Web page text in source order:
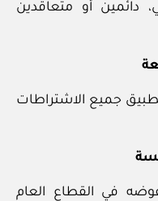
دائمين أو متعاقدين
جميع الاشتراطات
في القطاع العام